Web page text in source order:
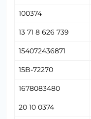
100374
13 71 8 626 739
154072436871
15B-72270
1678083480
20 10 0374